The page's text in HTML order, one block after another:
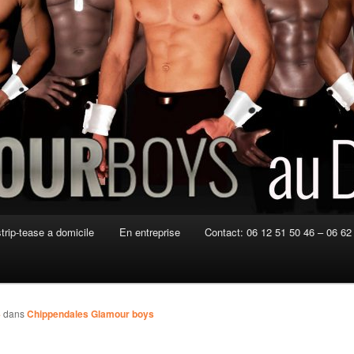
tease a domicile En entreprise Contact: 06 12 51 50 46 – 06
dansChippendales Glamour boys